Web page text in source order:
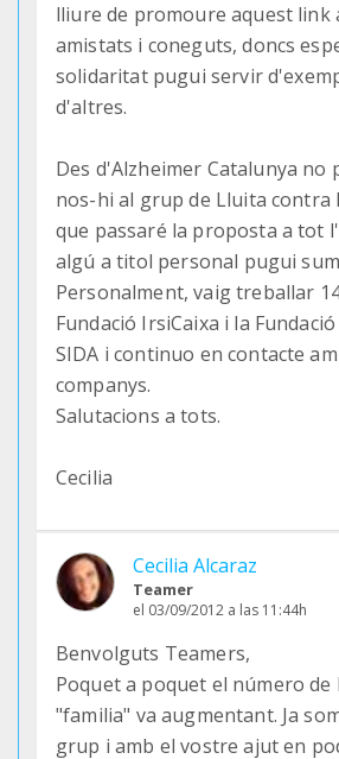
lliure de promoure aquest link
amistats i coneguts, doncs
solidaritat pugui servir
d'altres.
Des d'Alzheimer Catalunya no
nos-hi al grup de Lluita contra
que passaré la proposta a tot
algú a titol personal pugui
Personalment, vaig treballar
Fundació IrsiCaixa i la
SIDA i continuo en contacte
companys.
Salutacions a tots.
Cecilia
Cecilia Alcaraz
Teamer
el 03/09/2012 a las 11:44h
Benvolguts Teamers,
Poquet a poquet el número de
"familia" va augmentant. Ja
grup i amb el vostre ajut en